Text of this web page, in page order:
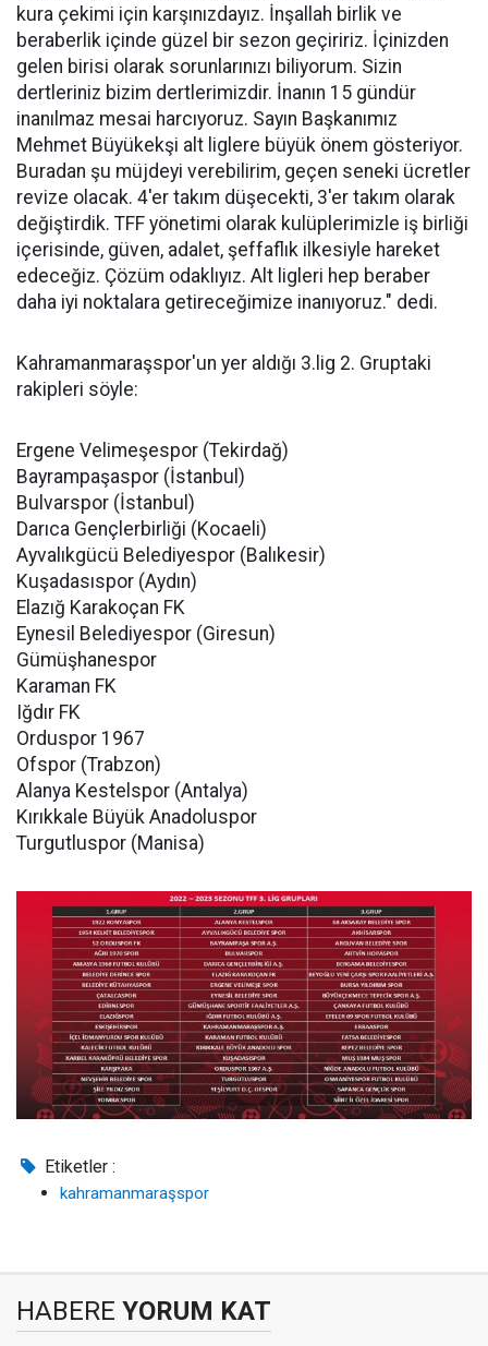
kura çekimi için karşınızdayız. İnşallah birlik ve
beraberlik içinde güzel bir sezon geçiririz. İçinizden
gelen birisi olarak sorunlarınızı biliyorum. Sizin
dertleriniz bizim dertlerimizdir. İnanın 15 gündür
inanılmaz mesai harcıyoruz. Sayın Başkanımız
Mehmet Büyükekşi alt liglere büyük önem gösteriyor.
Buradan şu müjdeyi verebilirim, geçen seneki ücretler
revize olacak. 4'er takım düşecekti, 3'er takım olarak
değiştirdik. TFF yönetimi olarak kulüplerimizle iş birliği
içerisinde, güven, adalet, şeffaflık ilkesiyle hareket
edeceğiz. Çözüm odaklıyız. Alt ligleri hep beraber
daha iyi noktalara getireceğimize inanıyoruz." dedi.
Kahramanmaraşspor'un yer aldığı 3.lig 2. Gruptaki
rakipleri söyle:
Ergene Velimeşespor (Tekirdağ)
Bayrampaşaspor (İstanbul)
Bulvarspor (İstanbul)
Darıca Gençlerbirliği (Kocaeli)
Ayvalıkgücü Belediyespor (Balıkesir)
Kuşadasıspor (Aydın)
Elazığ Karakoçan FK
Eynesil Belediyespor (Giresun)
Gümüşhanespor
Karaman FK
Iğdır FK
Orduspor 1967
Ofspor (Trabzon)
Alanya Kestelspor (Antalya)
Kırıkkale Büyük Anadoluspor
Turgutluspor (Manisa)
Etiketler :
kahramanmaraşspor
HABERE YORUM KAT